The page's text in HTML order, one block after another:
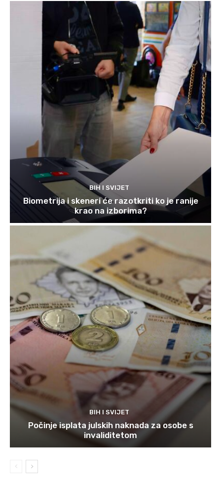
BIH I SVIJET
Biometrija i skeneri će razotkriti ko je ranije
krao na izborima?
BIH I SVIJET
Počinje isplata julskih naknada za osobe s
invaliditetom